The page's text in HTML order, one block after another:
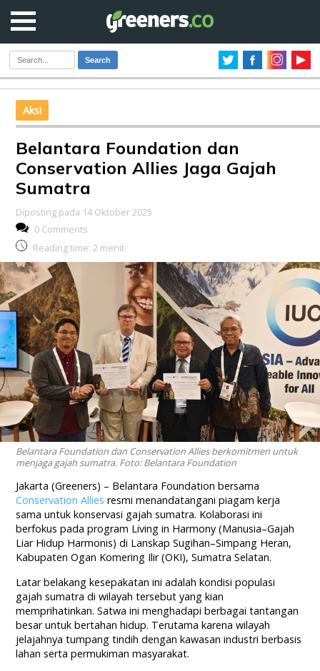
Search
Aksi
Belantara Foundation dan
Conservation Allies Jaga Gajah
Sumatra
Diposting pada 14 Oktober 2025
0 Comments
Reading time: 2 menit
Belantara Foundation dan Conservation Allies berkomitmen untuk
menjaga gajah sumatra. Foto: Belantara Foundation
Jakarta (Greeners) – Belantara Foundation bersama
Conservation Allies resmi menandatangani piagam kerja
sama untuk konservasi gajah sumatra. Kolaborasi ini
berfokus pada program Living in Harmony (Manusia–Gajah
Liar Hidup Harmonis) di Lanskap Sugihan–Simpang Heran,
Kabupaten Ogan Komering Ilir (OKI), Sumatra Selatan.
Latar belakang kesepakatan ini adalah kondisi populasi
gajah sumatra di wilayah tersebut yang kian
memprihatinkan. Satwa ini menghadapi berbagai tantangan
besar untuk bertahan hidup. Terutama karena wilayah
jelajahnya tumpang tindih dengan kawasan industri berbasis
lahan serta permukiman masyarakat.